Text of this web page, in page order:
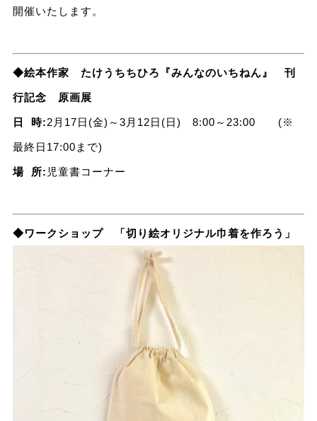
開催いたします。
◆絵本作家 たけうちちひろ『みんなのいちねん』 刊
行記念 原画展
日 時:2月17日(金)～3月12日(日) 8:00～23:00 (※
最終日17:00まで)
場 所: 児童書コーナー
◆ワークショップ 「切り絵オリジナル巾着を作ろう」